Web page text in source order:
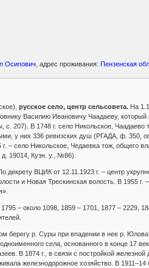
Осипович , адрес проживания:Пензенская
русское село, центр сельсовета.На
Василию Ивановичу Чаадаеву, который
207). В 1748 г. село Никольское, Чаадаево
у них 336 ревизских душ (РГАДА, ф. 350,
– село Никольское, Чедаевка тож, общего
19014, Кузн. у., №86).
декрету ВЦИК от 12.11.1923 г. – центр
и Новая Трескинская волость. В 1955 г.
– около 1098, 1859 – 1701, 1877 – 2229,
берегу р. Суры при впадении в нее р.
села, основанного в конце 17
В 1874 г., в связи с постройкой
железнодорожное хозяйство. В